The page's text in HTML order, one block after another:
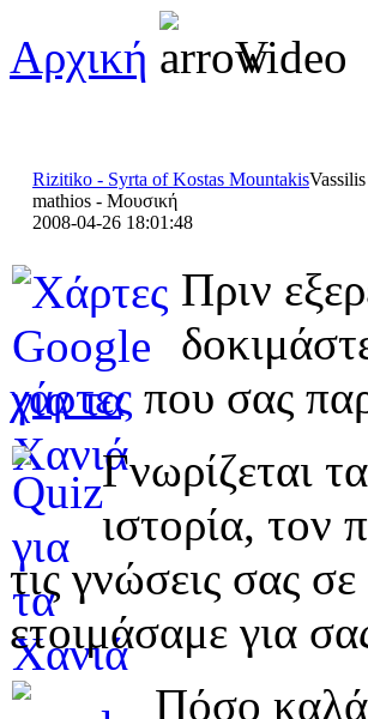
Αρχική Video
Rizitiko - Syrta of Kostas Mountakis
mathios - Μουσική
2008-04-26 18:01:48
Πριν
χάρτες που σας
Γνωρίζεται
ιστορία, τον
τις γνώσεις σας
ετοιμάσαμε για
Πόσο καλά